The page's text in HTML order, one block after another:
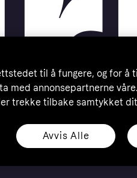
111 34
til å fungere, og for å
med annonsepartnerne
trekke tilbake samtykket
Avvis Alle